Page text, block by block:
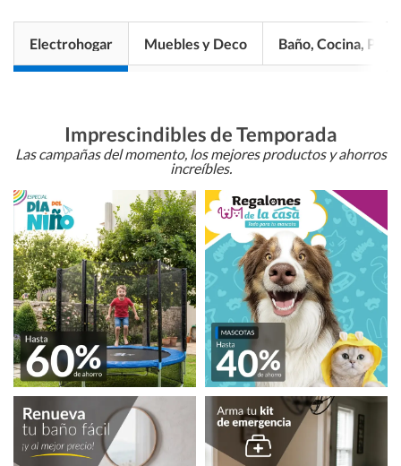
Electrohogar Muebles y Deco Baño, Cocina, Pisos
Imprescindibles de Temporada
Las campañas del momento, los mejores productos y ahorros
increíbles.